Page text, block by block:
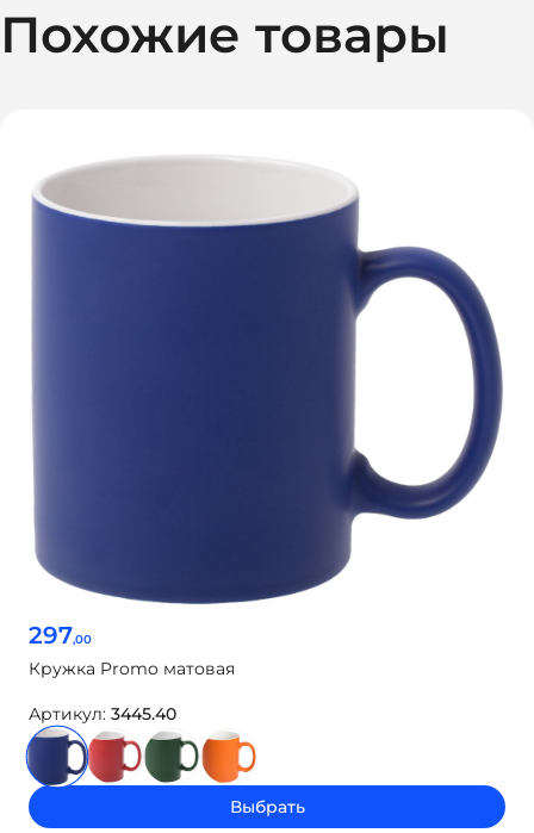
Похожие товары
297,00
Кружка Promo матовая
Артикул: 3445.40
Выбрать